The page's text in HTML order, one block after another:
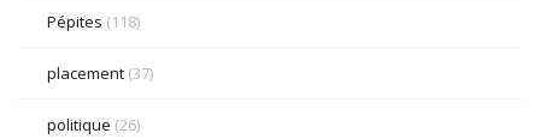
Pépites (118)
placement (37)
politique (26)